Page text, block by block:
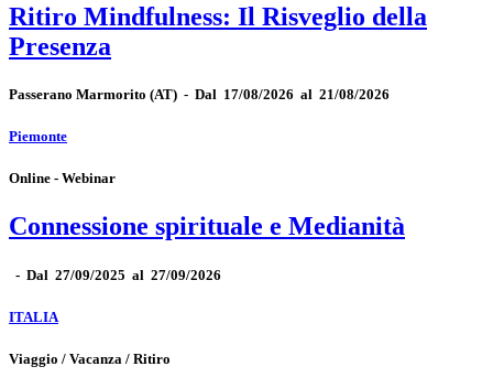
Ritiro Mindfulness: Il Risveglio della
Presenza
Passerano Marmorito (AT) - Dal 17/08/2026 al 21/08/2026
Piemonte
Online - Webinar
Connessione spirituale e Medianità
- Dal 27/09/2025 al 27/09/2026
ITALIA
Viaggio / Vacanza / Ritiro